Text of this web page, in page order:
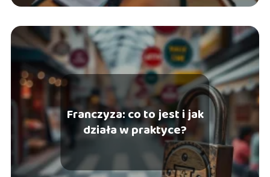
Franczyza: co to jest i jak
działa w praktyce?